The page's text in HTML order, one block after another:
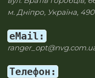
м. Дніпро, Україна,
eMail:
Телефон: